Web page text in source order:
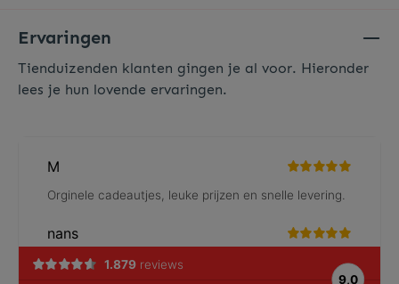
Ervaringen
Tienduizenden klanten gingen je al voor. Hieronder
lees je hun lovende ervaringen.